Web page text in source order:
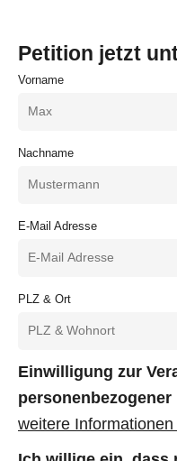
Petition jetzt
Vorname
Nachname
E-Mail Adresse
PLZ & Ort
Einwilligung zur
personenbezogener
weitere